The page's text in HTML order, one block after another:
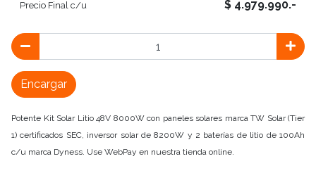
Precio Final c/u $ 4.979.990.-
Encargar
Potente Kit Solar Litio 48V 8000W con paneles solares marca TW Solar (Tier
1) certificados SEC, inversor solar de 8200W y 2 baterías de litio de 100Ah
c/u marca Dyness. Use WebPay en nuestra tienda online.